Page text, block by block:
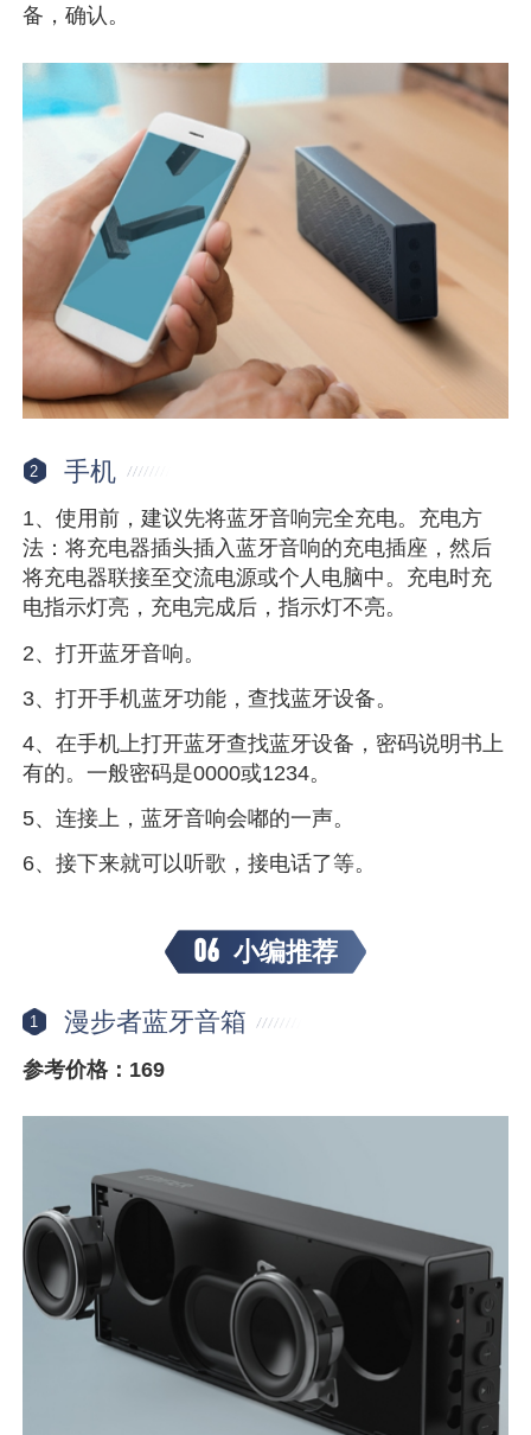
备，确认。
2 手机
1、使用前，建议先将蓝牙音响完全充电。充电方
法：将充电器插头插入蓝牙音响的充电插座，然后
将充电器联接至交流电源或个人电脑中。充电时充
电指示灯亮，充电完成后，指示灯不亮。
2、打开蓝牙音响。
3、打开手机蓝牙功能，查找蓝牙设备。
4、在手机上打开蓝牙查找蓝牙设备，密码说明书上
有的。一般密码是0000或1234。
5、连接上，蓝牙音响会嘟的一声。
6、接下来就可以听歌，接电话了等。
06 小编推荐
1 漫步者蓝牙音箱
参考价格：169